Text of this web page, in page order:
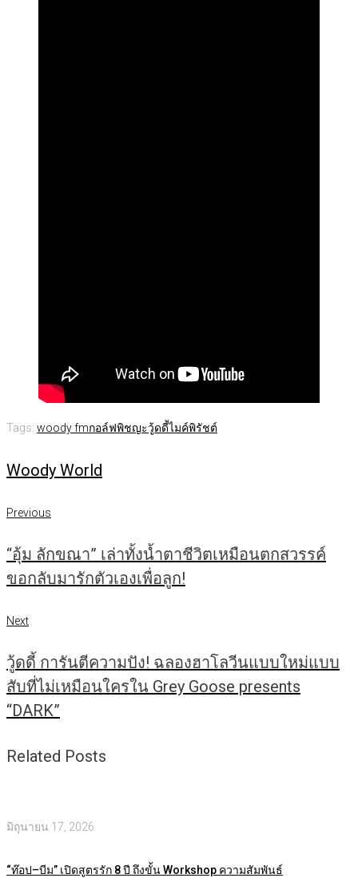
Tags: woody fmกอล์ฟพิชญะวู้ดดี้ไมค์พิรัชต์
Woody World
แนะแนว
เรื่อง
Previous
Previous
“อุ้ม ลักขณา” เล่าทั้งน้ำตาชีวิตเหมือนตกสวรรค์
ขอกลับมารักตัวเองเพื่อลูก!
Next
Next
วู้ดดี้ การันตีความปัง! ฉลองฮาโลวีนแบบใหม่แบบ
สับที่ไม่เหมือนใครใน Grey Goose presents
“DARK”
Related Posts
มิถุนายน 17, 2026
“ท๊อป–บีม” เปิดสูตรรัก 8 ปี ถึงขั้น Workshop ความสัมพันธ์